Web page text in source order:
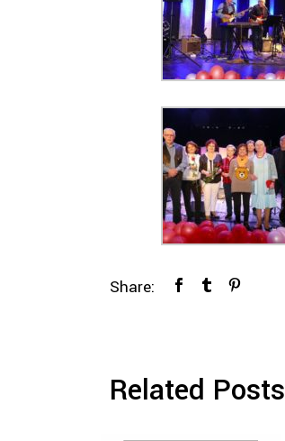
Share:
Related Posts